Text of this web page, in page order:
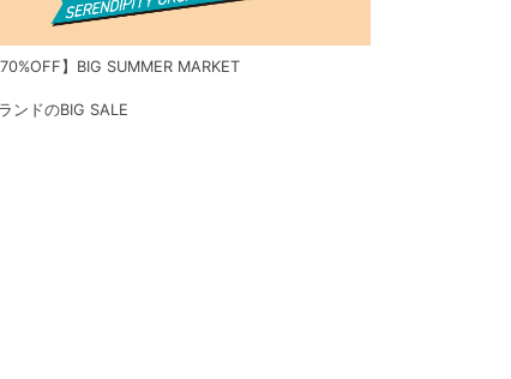
】BIG SUMMER MARKET
ンドのBIG SALE